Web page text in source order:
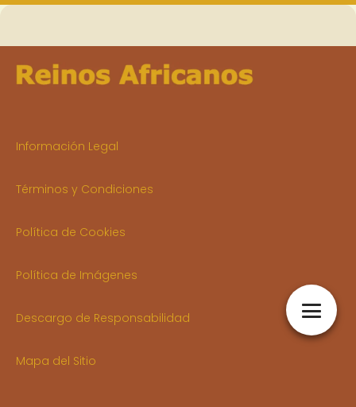
Información Legal
Términos y Condiciones
Política de Cookies
Política de Imágenes
Descargo de Responsabilidad
Mapa del Sitio